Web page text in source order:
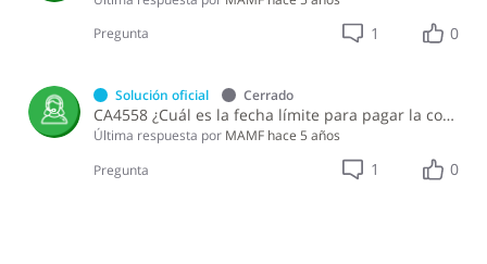
Pregunta
1 0
Solución oficial Cerrado
CA4558 ¿Cuál es la fecha límite para pagar la contribución especial para la gestión integral de residuos sólidos?
Última respuesta por MAMF hace 5 años
Pregunta
1 0